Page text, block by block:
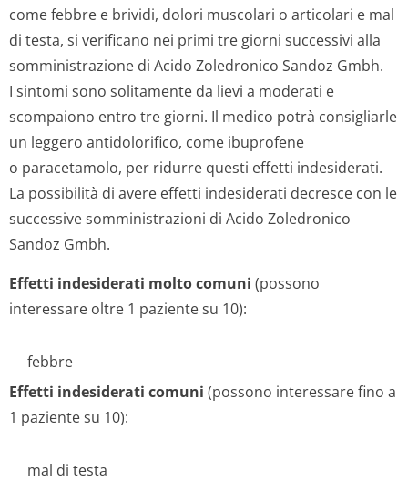
come febbre e brividi, dolori muscolari o articolari e mal
di testa, si verificano nei primi tre giorni successivi alla
somministrazione di Acido Zoledronico Sandoz Gmbh.
I sintomi sono solitamente da lievi a moderati e
scompaiono entro tre giorni. Il medico potrà consigliarle
un leggero antidolorifico, come ibuprofene
o paracetamolo, per ridurre questi effetti indesiderati.
La possibilità di avere effetti indesiderati decresce con le
successive somministrazioni di Acido Zoledronico
Sandoz Gmbh.
Effetti indesiderati molto comuni (possono
interessare oltre 1 paziente su 10):
febbre
Effetti indesiderati comuni (possono interessare fino a
1 paziente su 10):
mal di testa